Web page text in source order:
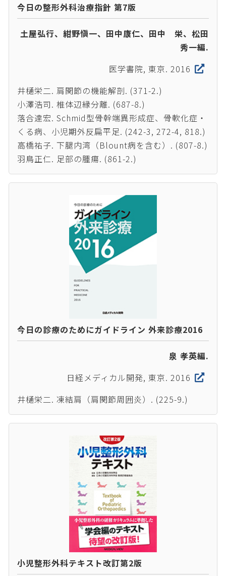
今日の整形外科治療指針 第7版
土屋弘行、紺野愼一、田中康仁、田中 栄、松田
秀一編.
医学書院, 東京. 2016
井樋栄二. 肩関節の機能解剖. (371-2.)
小澤浩司. 椎体辺縁分離. (687-8.)
落合達宏. Schmid型骨幹端異形成症、骨軟化症・
くる病、小児期外反扁平足. (242-3, 272-4, 818.)
高橋祐子. 下腿内湾（Blount病を含む）. (807-8.)
羽鳥正仁. 足部の腫瘍. (861-2.)
今日の診療のためにガイドライン 外来診療2016
泉 孝英編.
日経メディカル開発, 東京. 2016
井樋栄二. 凍結肩（肩関節周囲炎）. (225-9.)
小児整形外科テキスト改訂第2版